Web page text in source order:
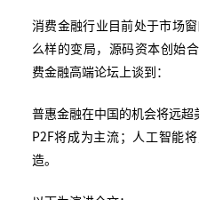
消费金融行业目前处于市场
么样的变局，源码资本创始
费金融高端论坛上谈到：
普惠金融在中国的机会将远
P2F将成为主流；人工智能
造。